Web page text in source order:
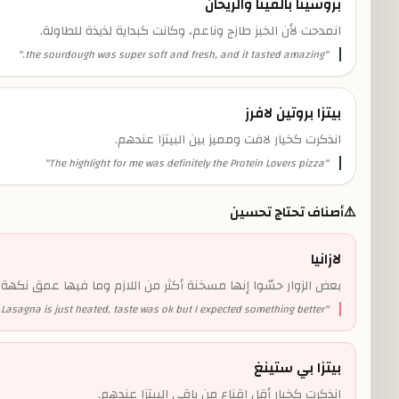
انمدحت لأن الخبز طازج وناعم، وكانت كبداية لذيذة للطاولة.
"
the sourdough was super soft and fresh, and it tasted amazing.
"
بيتزا بروتين لافرز
انذكرت كخيار لافت ومميز بين البيتزا عندهم.
"
The highlight for me was definitely the Protein Lovers pizza
"
⚠️أصناف تحتاج تحسين
لازانيا
بعض الزوار حسّوا إنها مسخنة أكثر من اللازم وما فيها عمق
"
Lasagna is just heated, taste was ok but I expected something better...
بيتزا بي ستينغ